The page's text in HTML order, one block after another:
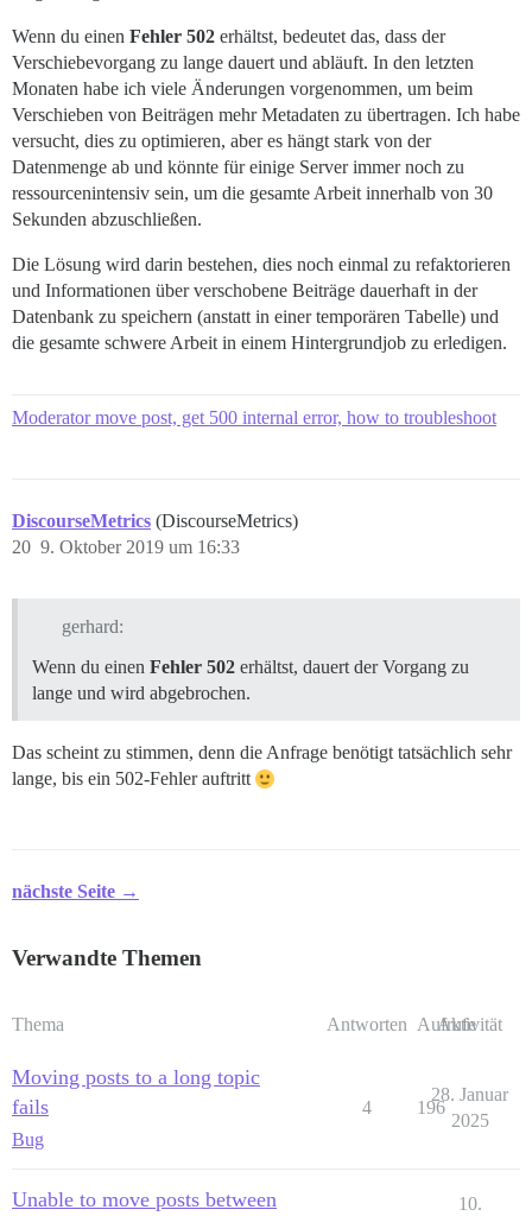
Wenn du einen Fehler 502 erhältst, bedeutet das, dass der
Verschiebevorgang zu lange dauert und abläuft. In den letzten
Monaten habe ich viele Änderungen vorgenommen, um beim
Verschieben von Beiträgen mehr Metadaten zu übertragen. Ich habe
versucht, dies zu optimieren, aber es hängt stark von der
Datenmenge ab und könnte für einige Server immer noch zu
ressourcenintensiv sein, um die gesamte Arbeit innerhalb von 30
Sekunden abzuschließen.
Die Lösung wird darin bestehen, dies noch einmal zu refaktorieren
und Informationen über verschobene Beiträge dauerhaft in der
Datenbank zu speichern (anstatt in einer temporären Tabelle) und
die gesamte schwere Arbeit in einem Hintergrundjob zu erledigen.
Moderator move post, get 500 internal error, how to troubleshoot
DiscourseMetrics (DiscourseMetrics)
9. Oktober 2019 um 16:33
20
gerhard:
Wenn du einen Fehler 502 erhältst, dauert der Vorgang zu
lange und wird abgebrochen.
Das scheint zu stimmen, denn die Anfrage benötigt tatsächlich sehr
lange, bis ein 502-Fehler auftritt
nächste Seite →
Verwandte Themen
Thema Antworten Aufrufe
Aktivität
Moving posts to a long topic
fails
Bug
4 196
28. Januar
2025
Unable to move posts between 10.